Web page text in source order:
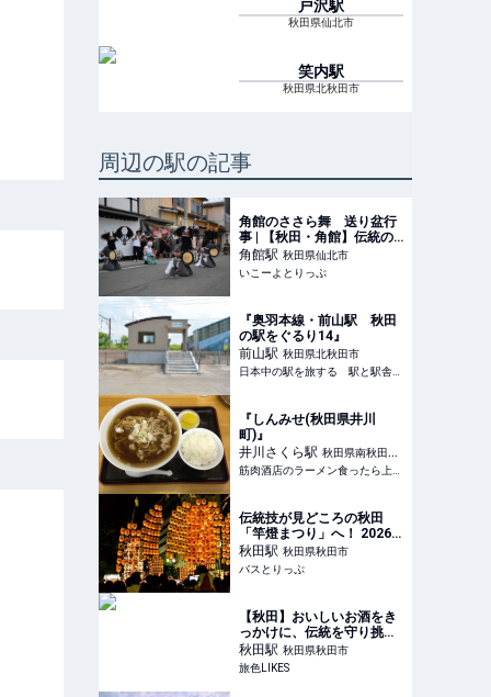
戸沢駅
秋田県仙北市
笑内駅
秋田県北秋田市
周辺の駅の記事
角館のささら舞 送り盆行
事 | 【秋田・角館】伝統の
送り盆行事でお盆のひと時
を、みんなで過ごそう！ |
秋田県仙北市 | いこーよと
角館駅 秋田県仙北市
いこーよとりっぷ
『奥羽本線・前山駅 秋田
の駅をぐるり14』
前山駅 秋田県北秋田市
日本中の駅を旅する 駅と駅舎のブログ
『しんみせ(秋田県井川
町)』
井川さくら駅 秋田県南秋田郡
井川町
筋肉酒店のラーメン食ったら上げマッスル！
伝統技が見どころの秋田
「竿燈まつり」へ！ 2026
年の日程や有料観覧席チケ
ット、ツアー情報
秋田駅 秋田県秋田市
バスとりっぷ
【秋田】おいしいお酒をき
っかけに、伝統を守り挑戦
を続ける人に惹かれる旅へ
｜旅色綴り
秋田駅 秋田県秋田市
旅色LIKES